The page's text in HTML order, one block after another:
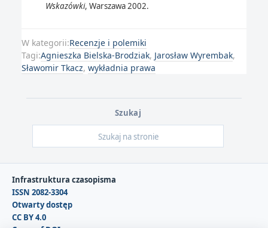
Wskazówki, Warszawa 2002.
W kategorii:Recenzje i polemiki
Tagi:Agnieszka Bielska-Brodziak, Jarosław Wyrembak,
Sławomir Tkacz, wykładnia prawa
Szukaj
Infrastruktura czasopisma
ISSN 2082-3304
Otwarty dostęp
CC BY 4.0